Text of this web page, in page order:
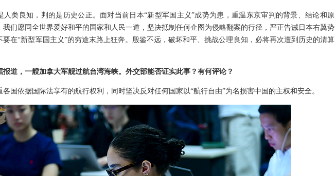
人类良知，判的是历史公正。面对当前日本“新型军国主义”成势为患，重温东京审判的背景、结论和原
我们愿同全世界爱好和平的国家和人民一道，坚决抵制任何企图为侵略翻案的行径，严正告诫日本右翼势
要在“新型军国主义”的穷途末路上狂奔。殷鉴不远，破坏和平、挑战公理良知，必将再次遭到历史的清算
报道，一艘加拿大军舰过航台湾海峡。外交部能否证实此事？有何评论？
各国依据国际法享有的航行权利，同时坚决反对任何国家以“航行自由”为名损害中国的主权和安全。